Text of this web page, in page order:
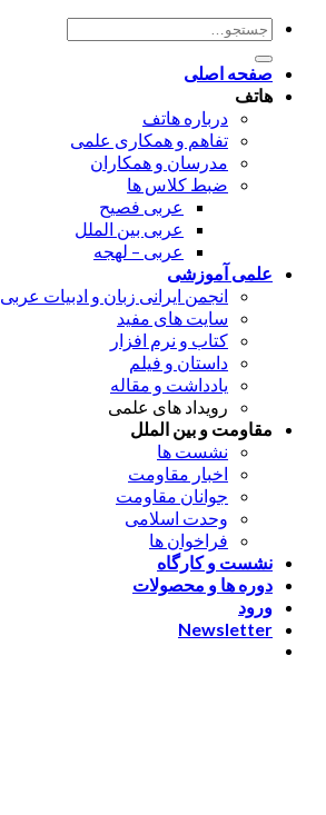
جستجو
صفحه اصلی
هاتف
درباره هاتف
تفاهم و همکاری علمی
مدرسان و همکاران
ضبط کلاس ها
عربی فصیح
عربی بین الملل
عربی – لهجه
علمی آموزشی
انجمن ایرانی زبان و ادبیات عربی
سایت های مفید
کتاب و نرم افزار
داستان و فیلم
یادداشت و مقاله
رویداد های علمی
مقاومت و بین الملل
نشست ها
اخبار مقاومت
جوانان مقاومت
وحدت اسلامی
فراخوان ها
نشست و کارگاه
دوره ها و محصولات
ورود
Newsletter